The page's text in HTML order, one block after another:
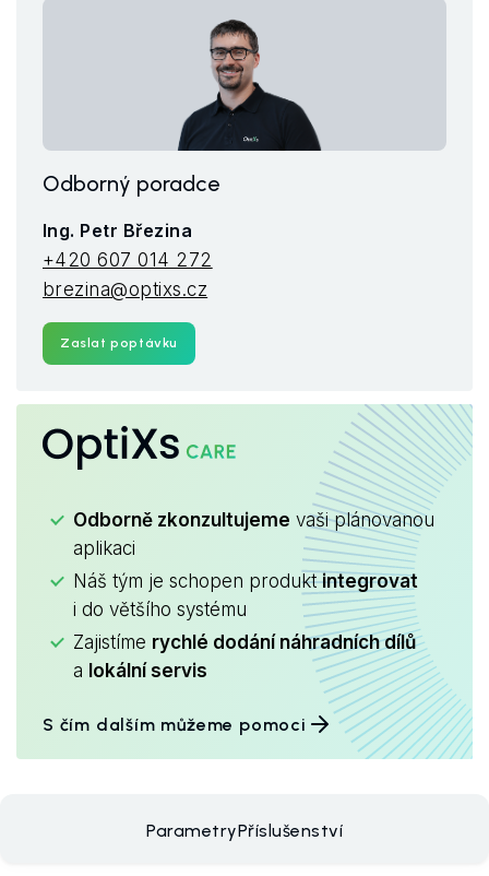
Odborný poradce
Ing. Petr Březina
+420 607 014 272
brezina@optixs.cz
Zaslat poptávku
OptiXsCARE
Odborně zkonzultujeme vaši plánovanou
aplikaci
Náš tým je schopen produktintegrovat
i do většího systému
Zajistíme rychlé dodání náhradních dílů
a lokální servis
S čím dalším můžeme pomoci
ParametryPříslušenství